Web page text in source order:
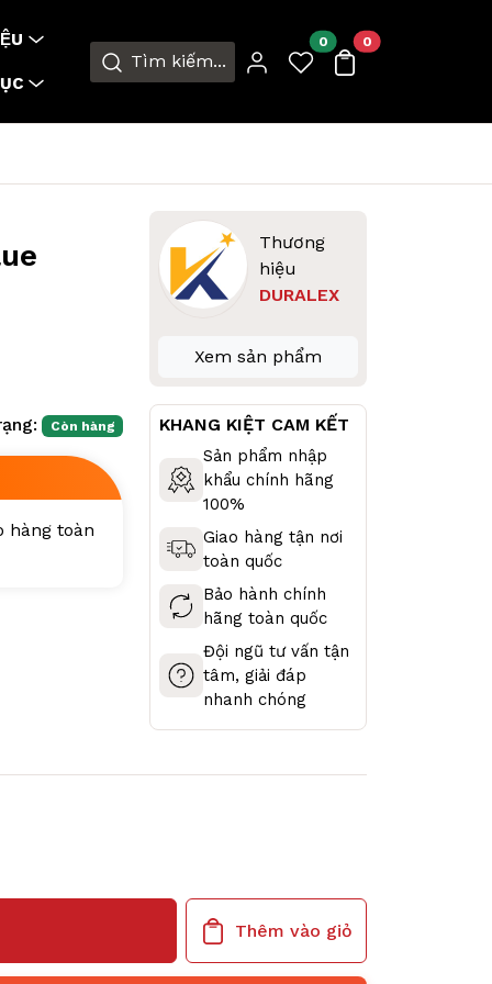
Tìm kiếm...
0 0
Còn hàng
hàng toàn
Thương
hiệu
DURALEX
Xem sản phẩm
KHANG KIỆT CAM KẾT
Sản phẩm nhập
khẩu chính hãng
100%
Giao hàng tận nơi
toàn quốc
Bảo hành chính
hãng toàn quốc
Đội ngũ tư vấn tận
tâm, giải đáp
nhanh chóng
Thêm vào giỏ